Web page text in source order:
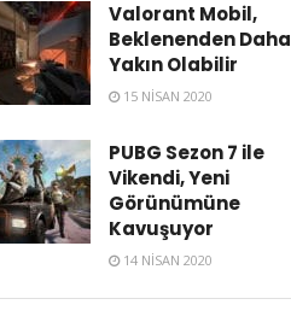
Valorant Mobil,
Beklenenden Daha
Yakın Olabilir
15 NISAN 2020
PUBG Sezon 7 ile
Vikendi, Yeni
Görünümüne
Kavuşuyor
14 NISAN 2020